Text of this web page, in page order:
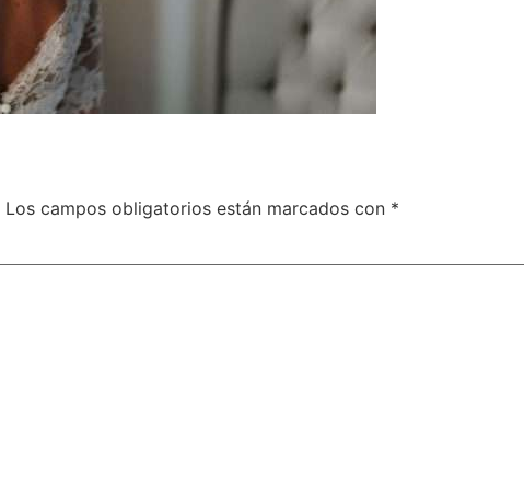
Los campos obligatorios están marcados con *